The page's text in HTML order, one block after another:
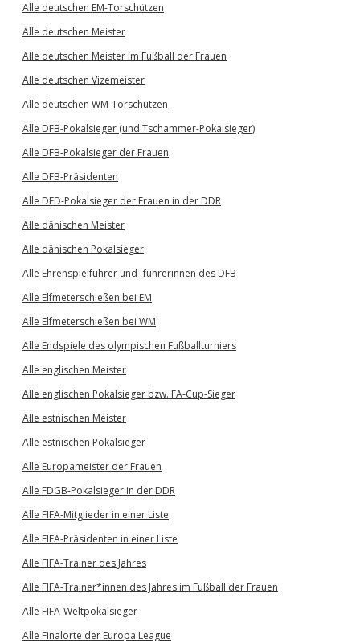
Alle deutschen EM-Torschützen
Alle deutschen Meister
Alle deutschen Meister im Fußball der Frauen
Alle deutschen Vizemeister
Alle deutschen WM-Torschützen
Alle DFB-Pokalsieger (und Tschammer-Pokalsieger)
Alle DFB-Pokalsieger der Frauen
Alle DFB-Präsidenten
Alle DFD-Pokalsieger der Frauen in der DDR
Alle dänischen Meister
Alle dänischen Pokalsieger
Alle Ehrenspielführer und -führerinnen des DFB
Alle Elfmeterschießen bei EM
Alle Elfmeterschießen bei WM
Alle Endspiele des olympischen Fußballturniers
Alle englischen Meister
Alle englischen Pokalsieger bzw. FA-Cup-Sieger
Alle estnischen Meister
Alle estnischen Pokalsieger
Alle Europameister der Frauen
Alle FDGB-Pokalsieger in der DDR
Alle FIFA-Mitglieder in einer Liste
Alle FIFA-Präsidenten in einer Liste
Alle FIFA-Trainer des Jahres
Alle FIFA-Trainer*innen des Jahres im Fußball der Frauen
Alle FIFA-Weltpokalsieger
Alle Finalorte der Europa League